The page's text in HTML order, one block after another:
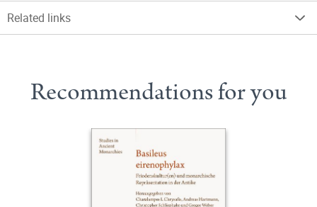
Related links
Recommendations for you